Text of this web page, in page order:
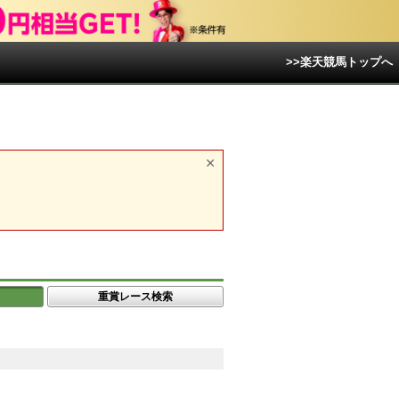
>>楽天競馬トップへ
重賞レース検索